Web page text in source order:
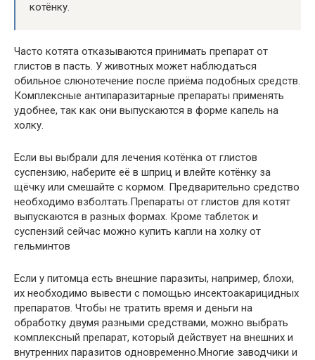
котёнку.
Часто котята отказываются принимать препарат от
глистов в пасть. У животных может наблюдаться
обильное слюнотечение после приёма подобных средств.
Комплексные антипаразитарные препараты применять
удобнее, так как они выпускаются в форме капель на
холку.
Если вы выбрали для лечения котёнка от глистов
суспензию, наберите её в шприц и влейте котёнку за
щёчку или смешайте с кормом. Предварительно средство
необходимо взболтать.Препараты от глистов для котят
выпускаются в разных формах. Кроме таблеток и
суспензий сейчас можно купить капли на холку от
гельминтов
Если у питомца есть внешние паразиты, например, блохи,
их необходимо вывести с помощью инсектоакарицидных
препаратов. Чтобы не тратить время и деньги на
обработку двумя разными средствами, можно выбрать
комплексный препарат, который действует на внешних и
внутренних паразитов одновременно.Многие заводчики и